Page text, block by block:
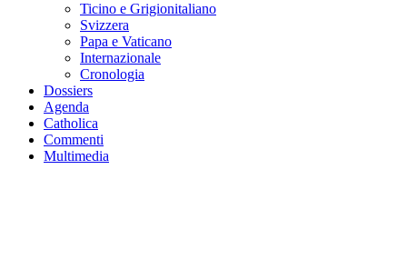
Ticino e Grigionitaliano
Svizzera
Papa e Vaticano
Internazionale
Cronologia
Dossiers
Agenda
Catholica
Commenti
Multimedia